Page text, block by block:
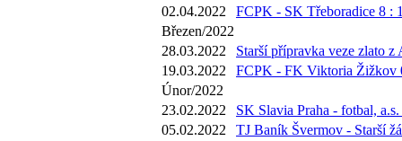
02.04.2022
FCPK - SK Třeboradice 8 :
Březen/2022
28.03.2022
Starší přípravka veze zlato
19.03.2022
FCPK - FK Viktoria Žižkov
Únor/2022
23.02.2022
SK Slavia Praha - fotbal,
05.02.2022
TJ Baník Švermov - Starší